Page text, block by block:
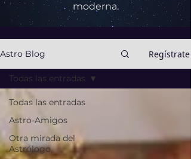
moderna.
Astro Blog Regístrate
Todas las entradas
Astro-Amigos
Otra mirada del
Astrólogo
Todas las entradas